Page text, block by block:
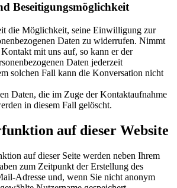
Beseitigungsmöglichkeit
die Möglichkeit, seine Einwilligung zur
Daten zu widerrufen. Nimmt
mit uns auf, so kann er der
Daten jederzeit
solchen Fall kann die Konversation nicht
Daten, die im Zuge der Kontaktaufnahme
in diesem Fall gelöscht.
auf dieser Website
auf dieser Seite werden neben Ihrem
zum Zeitpunkt der Erstellung des
Adresse und, wenn Sie nicht anonym